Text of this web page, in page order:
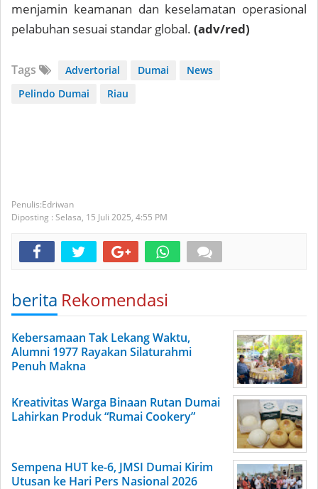
menjamin keamanan dan keselamatan operasional
pelabuhan sesuai standar global. (adv/red)
Tags Advertorial Dumai
News
Pelindo Dumai
Riau
Edriwan
Diposting : Selasa, 15 Juli 2025, 4:55 PM
berita Rekomendasi
Kebersamaan Tak Lekang Waktu,
Alumni 1977 Rayakan Silaturahmi
Penuh Makna
Kreativitas Warga Binaan Rutan Dumai
Lahirkan Produk “Rumai Cookery”
Sempena HUT ke-6, JMSI Dumai Kirim
Utusan ke Hari Pers Nasional 2026